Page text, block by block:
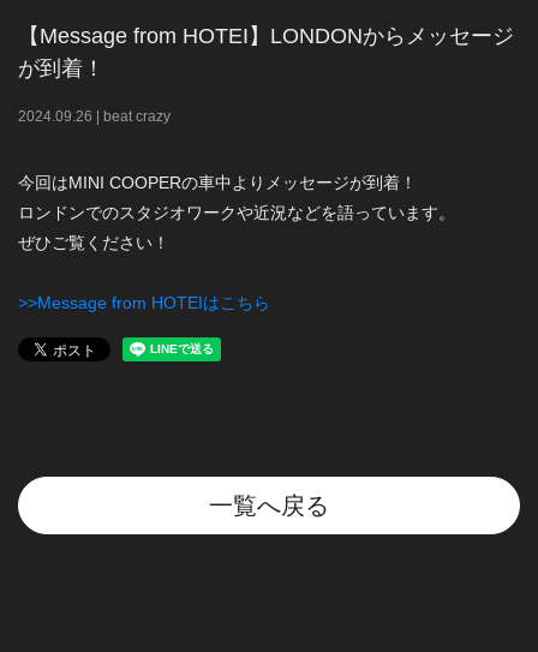
【Message from HOTEI】LONDONからメッセージ
が到着！
2024.09.26 beat crazy
今回はMINI COOPERの車中よりメッセージが到着！
ロンドンでのスタジオワークや近況などを語っています。
ぜひご覧ください！
>>Message from HOTEIはこちら
一覧へ戻る